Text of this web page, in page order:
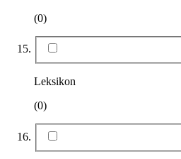
(0)
Leksikon
(0)